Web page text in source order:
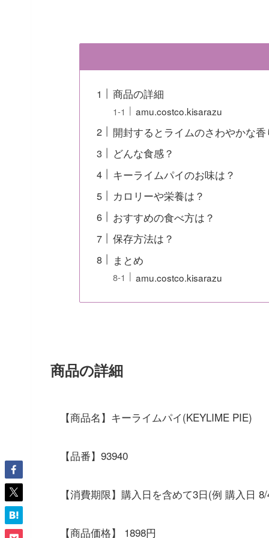
商品の詳細
amu.costco.kisarazu
開封するとライムのさわやかな香
どんな食感？
キーライムパイのお味は？
カロリーや栄養は？
おすすめの食べ方は？
保存方法は？
まとめ
amu.costco.kisarazu
商品の詳細
【商品名】キーライムパイ(KEYLIME PIE)
【品番】93940
【消費期限】購入日を含めて3日(例 購入日
【商品価格】 1898円